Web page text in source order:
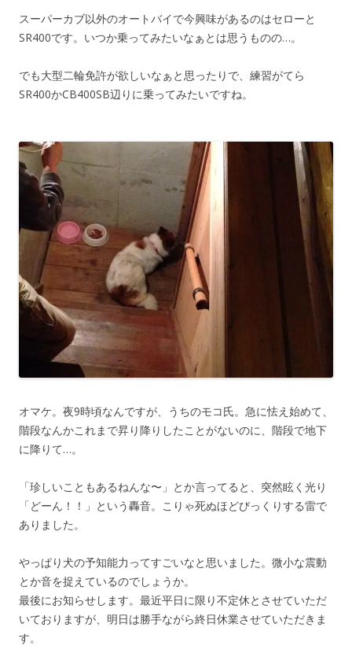
スーパーカブ以外のオートバイで今興味があるのはセローと
SR400です。いつか乗ってみたいなぁとは思うものの…。
でも大型二輪免許が欲しいなぁと思ったりで、練習がてら
SR400かCB400SB辺りに乗ってみたいですね。
オマケ。夜9時頃なんですが、うちのモコ氏。急に怯え始めて、
階段なんかこれまで昇り降りしたことがないのに、階段で地下
に降りて…。
「珍しいこともあるねんな〜」とか言ってると、突然眩く光り
「どーん！！」という轟音。こりゃ死ぬほどびっくりする雷で
ありました。
やっぱり犬の予知能力ってすごいなと思いました。微小な震動
とか音を捉えているのでしょうか。
最後にお知らせします。最近平日に限り不定休とさせていただ
いておりますが、明日は勝手ながら終日休業させていただきま
す。